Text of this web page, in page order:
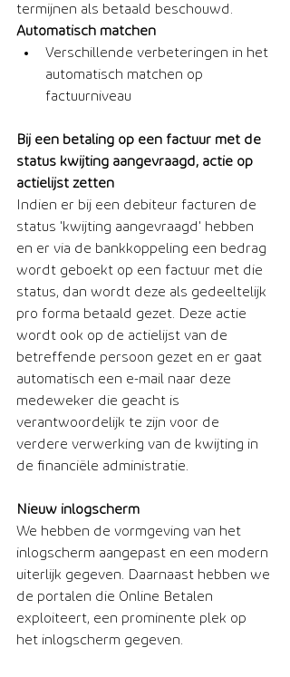
termijnen als betaald beschouwd.​
Automatisch matchen
Verschillende verbeteringen in het
automatisch matchen op
factuurniveau
Bij een betaling op een factuur met de
status kwijting aangevraagd, actie op
actielijst zetten
Indien er bij een debiteur facturen de
status 'kwijting aangevraagd' hebben
en er via de bankkoppeling een bedrag
wordt geboekt op een factuur met die
status, dan wordt deze als gedeeltelijk
pro forma betaald gezet. Deze actie
wordt ook op de actielijst van de
betreffende persoon gezet en er gaat
automatisch een e-mail naar deze
medeweker die geacht is
verantwoordelijk te zijn voor de
verdere verwerking van de kwijting in
de financiële administratie. ​​
Nieuw inlogscherm
We hebben de vormgeving van het
inlogscherm aangepast en een modern
uiterlijk gegeven. Daarnaast hebben we
de portalen die Online Betalen
exploiteert, een prominente plek op
het inlogscherm gegeven.